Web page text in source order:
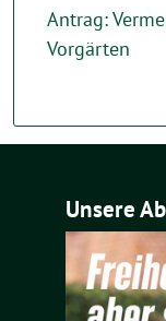
Antrag:
Vorgärten
Unsere